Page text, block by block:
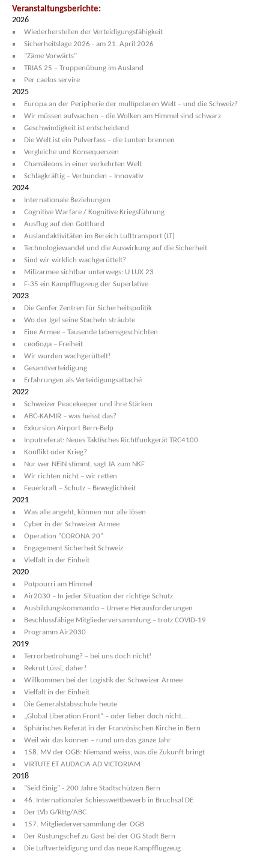
Veranstaltungsberichte:
2026
Wiederherstellen der Verteidigungsfähigkeit
Sicherheitslage 2026 - am 21. April 2026
"Zäme Vorwärts"
TRIAS 25 – Truppenübung im Ausland
Per caelos servire
2025
Europa an der Peripherie der multipolaren Welt – und die Schweiz?
Wir müssen aufwachen – die Wolken am Himmel sind schwarz
Geschwindigkeit ist entscheidend
Die Welt ist ein Pulverfass – die Lunten brennen
Vergleiche und Konsequenzen
Chamäleons in einer verkehrten Welt
Schlagkräftig – Verbunden – Innovativ
2024
Internationale Beziehungen
Cognitive Warfare / Kognitive Kriegsführung
Ausflug auf den Gotthard
Auslandaktivitäten im Bereich Lufttransport (LT)
Technologiewandel und die Auswirkung auf die Sicherheit
Sind wir wirklich wachgerüttelt?
Milizarmee sichtbar unterwegs: U LUX 23
F-35 ein Kampfflugzeug der Superlative
2023
Die Genfer Zentren für Sicherheitspolitik
Wo der Igel seine Stacheln sträubte
Eine Armee – Tausende Lebensgeschichten
свобода – Freiheit
Wir wurden wachgerüttelt!
Gesamtverteidigung
Erfahrungen als Verteidigungsattaché
2022
Schweizer Peacekeeper und ihre Stärken
ABC-KAMIR – was heisst das?
Exkursion Airport Bern-Belp
Inputreferat: Neues Taktisches Richtfunkgerät TRC4100
Konflikt oder Krieg?
Nur wer NEIN stimmt, sagt JA zum NKF
Wir richten nicht – wir retten
Feuerkraft – Schutz – Beweglichkeit
2021
Was alle angeht, können nur alle lösen
Cyber in der Schweizer Armee
Operation "CORONA 20"
Engagement Sicherheit Schweiz
Vielfalt in der Einheit
2020
Potpourri am Himmel
Air2030 – In jeder Situation der richtige Schutz
Ausbildungskommando – Unsere Herausforderungen
Beschlussfähige Mitgliederversammlung – trotz COVID-19
Programm Air2030
2019
Terrorbedrohung? – bei uns doch nicht!
Rekrut Lüssi, daher!
Willkommen bei der Logistik der Schweizer Armee
Vielfalt in der Einheit
Die Generalstabsschule heute
„Global Liberation Front“ – oder lieber doch nicht…
Sphärisches Referat in der Französischen Kirche in Bern
Weil wir das können – rund um das ganze Jahr
158. MV der OGB: Niemand weiss, was die Zukunft bringt
VIRTUTE ET AUDACIA AD VICTORIAM
2018
"Seid Einig" - 200 Jahre Stadtschützen Bern
46. Internationaler Schiesswettbewerb in Bruchsal DE
Der LVb G/Rttg/ABC
157. Mitgliederversammlung der OGB
Der Rüstungschef zu Gast bei der OG Stadt Bern
Die Luftverteidigung und das neue Kampfflugzeug